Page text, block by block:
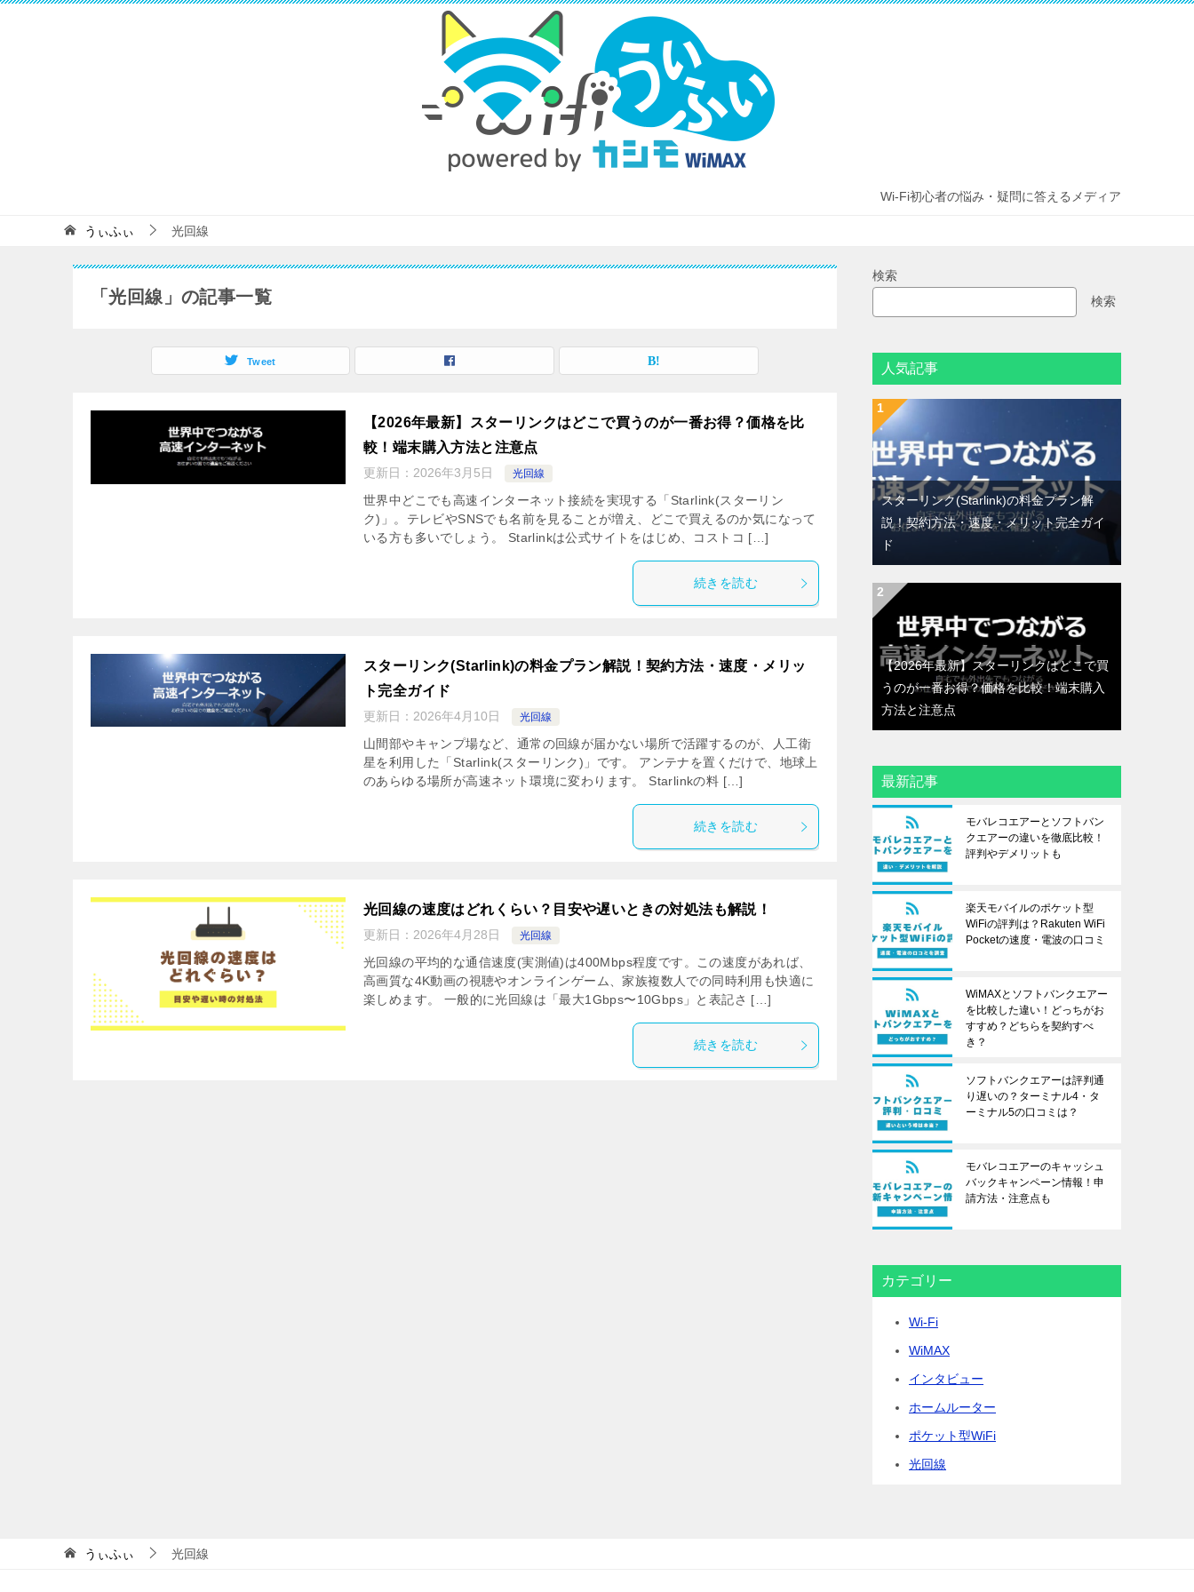
Wi-Fi初心者の悩み・疑問に答えるメディア
うぃふぃ 光回線
「光回線」の記事一覧
Tweet
【2026年最新】スターリンクはどこで買うのが一番お得？価格を比
較！端末購入方法と注意点
更新日： 2026年3月5日 光回線
世界中どこでも高速インターネット接続を実現する「Starlink(スターリン
ク)」。テレビやSNSでも名前を見ることが増え、どこで買えるのか気になって
いる方も多いでしょう。 Starlinkは公式サイトをはじめ、コストコ […]
続きを読む
スターリンク(Starlink)の料金プラン解説！契約方法・速度・メリッ
ト完全ガイド
更新日： 2026年4月10日 光回線
山間部やキャンプ場など、通常の回線が届かない場所で活躍するのが、人工衛
星を利用した「Starlink(スターリンク)」です。 アンテナを置くだけで、地球上
のあらゆる場所が高速ネット環境に変わります。 Starlinkの料 […]
続きを読む
光回線の速度はどれくらい？目安や遅いときの対処法も解説！
更新日： 2026年4月28日 光回線
光回線の平均的な通信速度(実測値)は400Mbps程度です。この速度があれば、
高画質な4K動画の視聴やオンラインゲーム、家族複数人での同時利用も快適に
楽しめます。 一般的に光回線は「最大1Gbps〜10Gbps」と表記さ […]
続きを読む
検索
検索
人気記事
スターリンク(Starlink)の料金プラン解
説！契約方法・速度・メリット完全ガイ
ド
【2026年最新】スターリンクはどこで買
うのが一番お得？価格を比較！端末購入
方法と注意点
最新記事
モバレコエアーとソフトバン
クエアーの違いを徹底比較！
評判やデメリットも
楽天モバイルのポケット型
WiFiの評判は？Rakuten WiFi
Pocketの速度・電波の口コミ
WiMAXとソフトバンクエアー
を比較した違い！どっちがお
すすめ？どちらを契約すべ
き？
ソフトバンクエアーは評判通
り遅いの？ターミナル4・タ
ーミナル5の口コミは？
モバレコエアーのキャッシュ
バックキャンペーン情報！申
請方法・注意点も
カテゴリー
Wi-Fi
WiMAX
インタビュー
ホームルーター
ポケット型WiFi
光回線
うぃふぃ 光回線